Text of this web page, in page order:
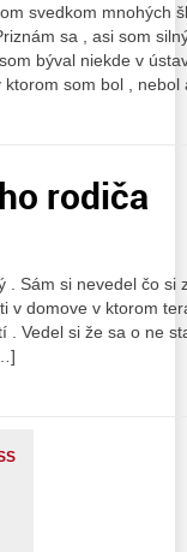
svedkom mnohých
sa , asi som
býval niekde v
ktorom som bol ,
rodiča
Sám si nevedel čo si
v domove v ktorom
Vedel si že sa o ne